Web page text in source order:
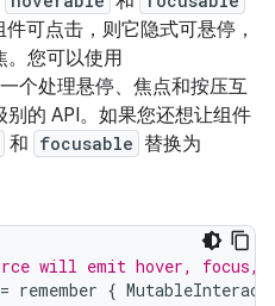
可点击，则它隐式可悬停，
。您可以使用
个处理悬停、焦点和按压互
的 API。如果您还想让组件
和 focusable 替换为
will emit hover, focus,
= remember {